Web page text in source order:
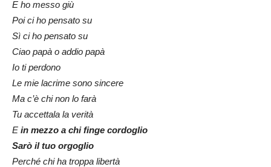
E ho messo giù
Poi ci ho pensato su
Sì ci ho pensato su
Ciao papà o addio papà
Io ti perdono
Le mie lacrime sono sincere
Ma c’è chi non lo farà
Tu accettala la verità
E in mezzo a chi finge cordoglio
Sarò il tuo orgoglio
Perché chi ha troppa libertà